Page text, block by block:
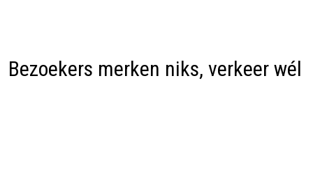
Bezoekers merken niks, verkeer wél